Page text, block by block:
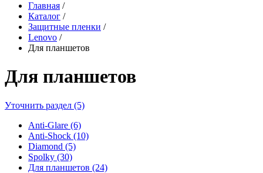
Главная /
Каталог /
Защитные пленки /
Lenovo /
Для планшетов
Для планшетов
Уточнить раздел (5)
Anti-Glare (6)
Anti-Shock (10)
Diamond (5)
Spolky (30)
Для планшетов (24)